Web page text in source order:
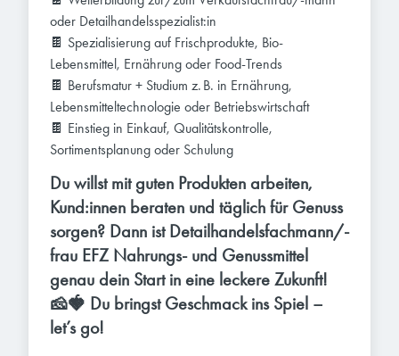
oder Detailhandelsspezialist:in
🍫 Spezialisierung auf Frischprodukte, Bio-
Lebensmittel, Ernährung oder Food-Trends
🍫 Berufsmatur + Studium z. B. in Ernährung,
Lebensmitteltechnologie oder Betriebswirtschaft
🍫 Einstieg in Einkauf, Qualitätskontrolle,
Sortimentsplanung oder Schulung
Du willst mit guten Produkten arbeiten,
Kund:innen beraten und täglich für Genuss
sorgen? Dann ist Detailhandelsfachmann/-
frau EFZ Nahrungs- und Genussmittel
genau dein Start in eine leckere Zukunft!
🧀🍓 Du bringst Geschmack ins Spiel –
let’s go!